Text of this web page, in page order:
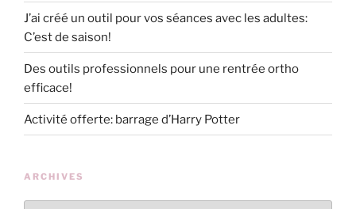
J’ai créé un outil pour vos séances avec les adultes:
C’est de saison!
Des outils professionnels pour une rentrée ortho
efficace!
Activité offerte: barrage d’Harry Potter
ARCHIVES